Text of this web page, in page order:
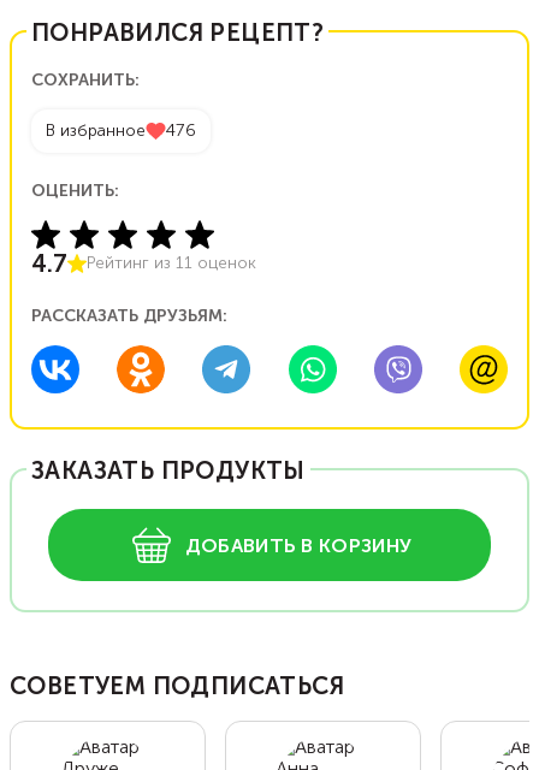
ПОНРАВИЛСЯ РЕЦЕПТ?
СОХРАНИТЬ:
В избранное 476
ОЦЕНИТЬ:
4.7 Рейтинг из 11 оценок
РАССКАЗАТЬ ДРУЗЬЯМ:
ЗАКАЗАТЬ ПРОДУКТЫ
ДОБАВИТЬ В КОРЗИНУ
СОВЕТУЕМ ПОДПИСАТЬСЯ